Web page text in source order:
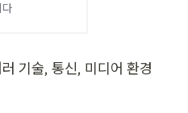
다
기술, 통신, 미디어 환경